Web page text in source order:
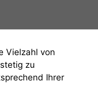
Vielzahl von
zu
Ihrer